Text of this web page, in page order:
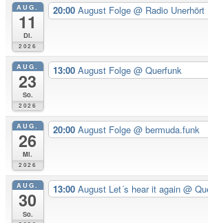
AUG.
11
Di.
2026
20:00 August Folge @ Radio Unerhört
AUG.
23
So.
2026
13:00 August Folge @ Querfunk
AUG.
26
Mi.
2026
20:00 August Folge @ bermuda.funk
AUG.
30
So.
13:00 August Let´s hear it again @